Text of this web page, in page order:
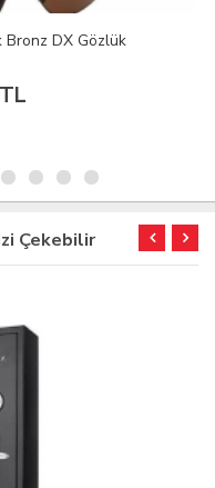
Bronz DX Gözlük
Çekebilir